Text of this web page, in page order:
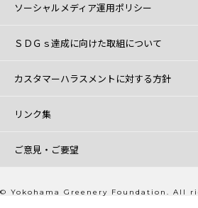
ソーシャルメディア運用ポリシー
ＳＤＧｓ達成に向けた取組について
カスタマーハラスメントに対する方針
リンク集
ご意見・ご要望
© Yokohama Greenery Foundation. All